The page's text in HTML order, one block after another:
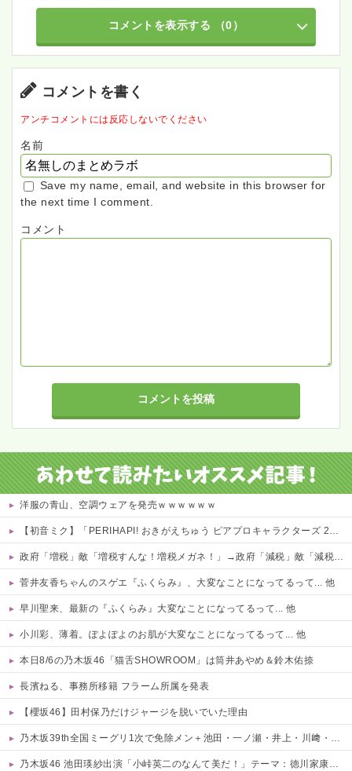
コメントを表示する （0）
コメントを書く
アンチコメントには反応しないでください
名前
Save my name, email, and website in this browser for
the next time I comment.
コメント
洋服の青山、空調ウェアを発売ｗｗｗｗｗｗ
【初音ミク】「PERIHAPI! おきがえちゅう ピアプロキャラクターズ 2」トレフィグ【予約開始】
政府「増税」敵「増税すんな！増税メガネ！」→政府「減税」敵「減税すんな！社会保障どうなる！」
菅井友香ちゃんのスゲエ『ふくらみ』、大変なことになってるって... 他
早川聖来、最新の『ふくらみ』大変なことになってるって... 他
小川彩、薄着。ぽよぽよのお肌が大変なことになってるって... 他
本日8/6の乃木坂46「猫舌SHOWROOM」は筒井あやめ＆鈴木佑捺
長濱ねる、事務所移籍 フラーム所属を発表
【櫻坂46】田村保乃だけジャージを脱いでいた理由
乃木坂39th全国ミーグリ1次で免除メン＋池田・一ノ瀬・井上・川﨑・菅原・中西が全完売
乃木坂46 池田瑛紗出演「小峠英二のなんて美だ！」テーマ：徳川家康【2025.8.5 24:00〜 TOKYO MX】